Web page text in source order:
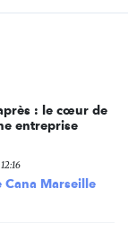
: le cœur de
entreprise
Cana Marseille